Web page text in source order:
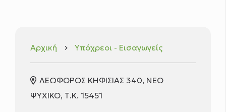
Αρχική keyboard_arrow_right Υπόχρεοι - Εισαγωγείς
ΛΕΩΦΟΡΟΣ ΚΗΦΙΣΙΑΣ 340, ΝΈΟ
ΨΥΧΙΚΟ, Τ.Κ. 15451